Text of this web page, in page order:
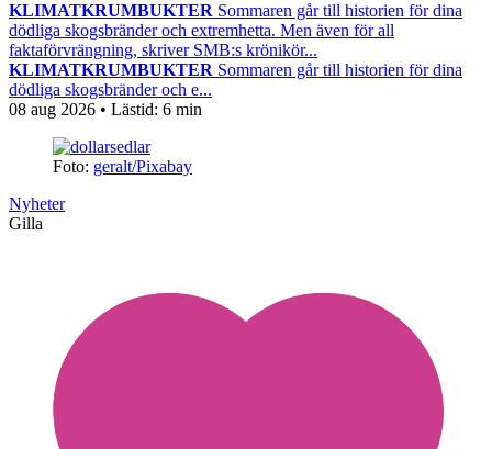
KLIMATKRUMBUKTER Sommaren går till historien för dina
dödliga skogsbränder och extremhetta. Men även för all
faktaförvrängning, skriver SMB:s krönikör...
KLIMATKRUMBUKTER Sommaren går till historien för dina
dödliga skogsbränder och e...
08 aug 2026 • Lästid: 6 min
Foto: geralt/Pixabay
Nyheter
Gilla